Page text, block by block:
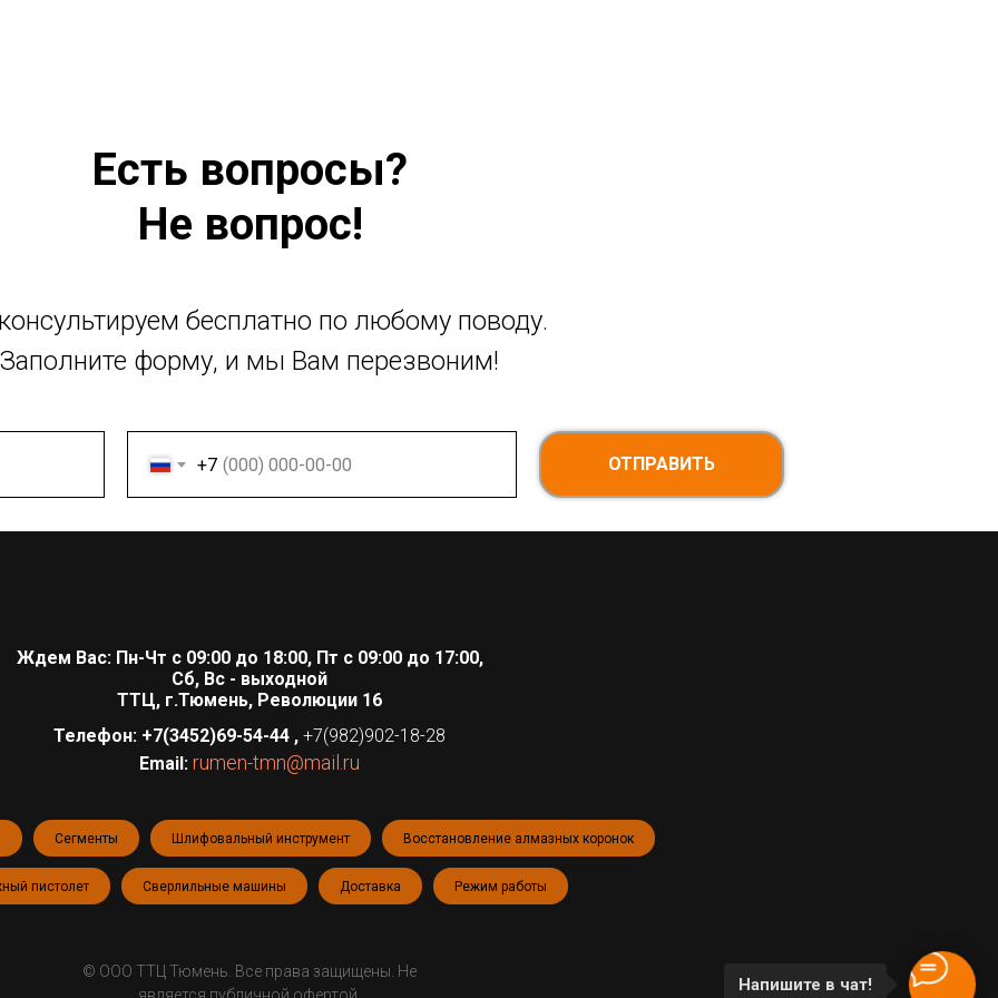
Есть вопросы?
Не вопрос!
бесплатно по любому поводу.
Заполните форму, и мы Вам перезвоним!
+7 ОТПРАВИТЬ
Ждем Вас: Пн-Чт с 09:00 до 18:00, Пт с 09:00 до 17:00,
Сб, Вс - выходной
ТТЦ, г.Тюмень, Революции 16
Телефон: +7(3452)69-54-44 , +7(982)902-18-28
Email: rumen-tmn@mail.ru
Сегменты Шлифовальный инструмент Восстановление алмазных коронок
пистолет Сверлильные машины Доставка Режим работы
© ООО ТТЦ Тюмень. Все права защищены. Не
Напишите в чат!